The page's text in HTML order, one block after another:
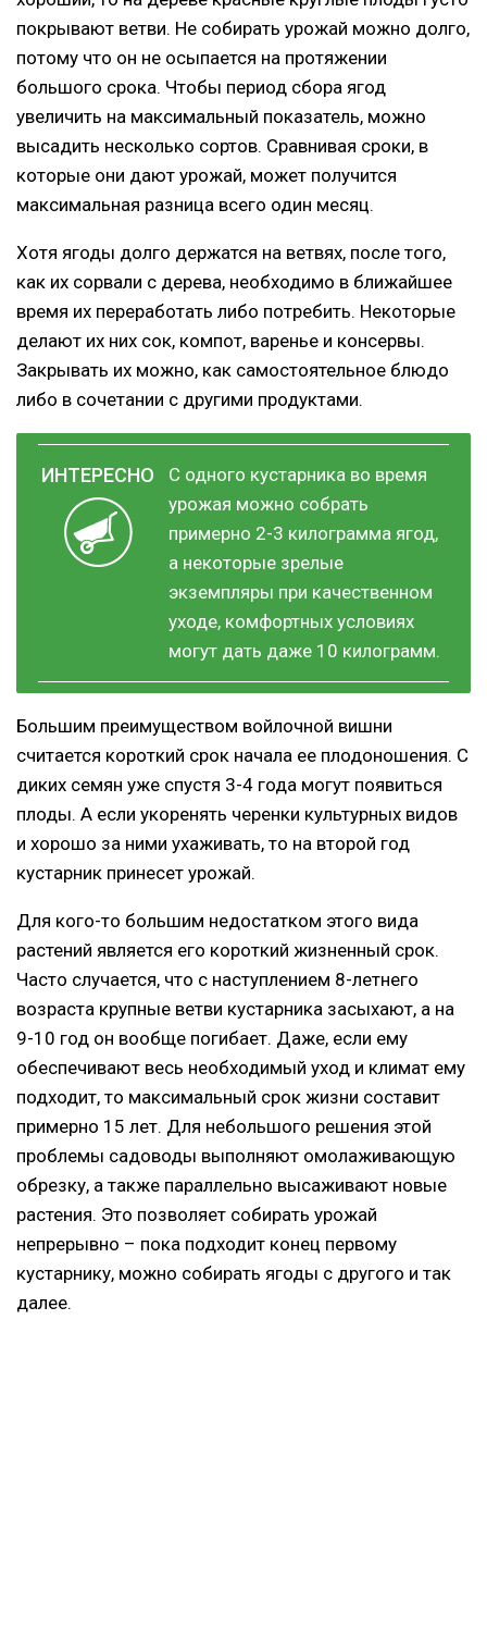
покрывают ветви. Не собирать урожай можно долго,
потому что он не осыпается на протяжении
большого срока. Чтобы период сбора ягод
увеличить на максимальный показатель, можно
высадить несколько сортов. Сравнивая сроки, в
которые они дают урожай, может получится
максимальная разница всего один месяц.
Хотя ягоды долго держатся на ветвях, после того,
как их сорвали с дерева, необходимо в ближайшее
время их переработать либо потребить. Некоторые
делают их них сок, компот, варенье и консервы.
Закрывать их можно, как самостоятельное блюдо
либо в сочетании с другими продуктами.
С одного кустарника во время
урожая можно собрать
примерно 2-3 килограмма ягод,
а некоторые зрелые
экземпляры при качественном
уходе, комфортных условиях
могут дать даже 10 килограмм.
Большим преимуществом войлочной вишни
считается короткий срок начала ее плодоношения. С
диких семян уже спустя 3-4 года могут появиться
плоды. А если укоренять черенки культурных видов
и хорошо за ними ухаживать, то на второй год
кустарник принесет урожай.
Для кого-то большим недостатком этого вида
растений является его короткий жизненный срок.
Часто случается, что с наступлением 8-летнего
возраста крупные ветви кустарника засыхают, а на
9-10 год он вообще погибает. Даже, если ему
обеспечивают весь необходимый уход и климат ему
подходит, то максимальный срок жизни составит
примерно 15 лет. Для небольшого решения этой
проблемы садоводы выполняют омолаживающую
обрезку, а также параллельно высаживают новые
растения. Это позволяет собирать урожай
непрерывно – пока подходит конец первому
кустарнику, можно собирать ягоды с другого и так
далее.